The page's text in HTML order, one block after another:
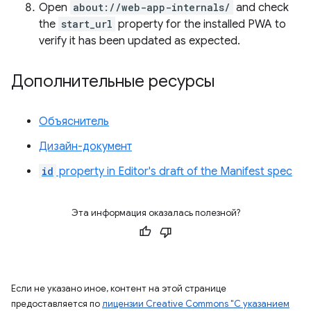
Open about://web-app-internals/ and check
the start_url property for the installed PWA to
verify it has been updated as expected.
Дополнительные ресурсы
Объяснитель
Дизайн-документ
id property in Editor's draft of the Manifest spec
Эта информация оказалась полезной?
Если не указано иное, контент на этой странице
предоставляется полицензии Creative Commons "С указанием